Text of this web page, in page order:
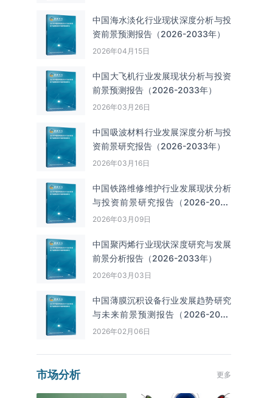
中国海水淡化行业现状深度分析与投
资前景预测报告（2026-2033年）
2026年04月15日
中国大飞机行业发展现状分析与投资
前景预测报告（2026-2033年）
2026年03月26日
中国吸波材料行业发展深度分析与投
资前景研究报告（2026-2033年）
2026年03月16日
中国铁路维修维护行业发展现状分析
与投资前景研究报告（2026-2033
年）
2026年03月09日
中国聚丙烯行业现状深度研究与发展
前景分析报告（2026-2033年）
2026年03月03日
中国薄膜沉积设备行业发展趋势研究
与未来前景预测报告（2026-2033
年）
2026年02月06日
市场分析 更多